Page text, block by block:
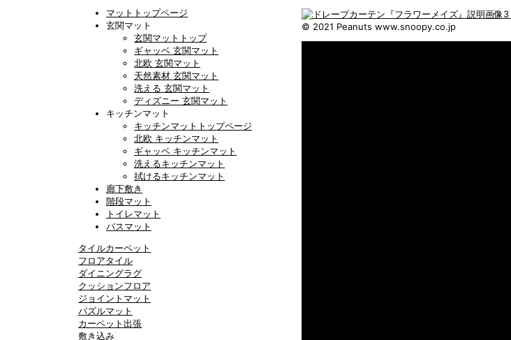
マットトップページ
玄関マット
玄関マットトップ
ギャッベ 玄関マット
北欧 玄関マット
天然素材 玄関マット
洗える 玄関マット
ディズニー 玄関マット
キッチンマット
キッチンマットトップページ
北欧 キッチンマット
ギャッベ キッチンマット
洗えるキッチンマット
拭けるキッチンマット
廊下敷き
階段マット
トイレマット
バスマット
タイルカーペット
フロアタイル
ダイニングラグ
クッションフロア
ジョイントマット
パズルマット
カーペット出張
敷き込み
© 2021 Peanuts www.snoopy.co.jp